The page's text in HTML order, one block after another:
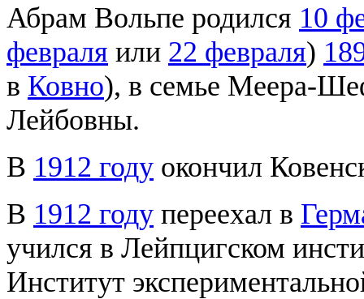
Абрам Вольпе родился 10
февраля или 22 февраля)
в Ковно), в семье Меера-
Лейбовны.
В 1912 году окончил
В 1912 году переехал в
учился в Лейпцигском
Институт